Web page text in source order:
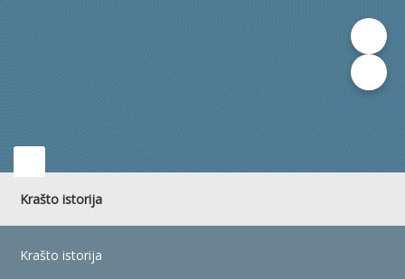
Krašto istorija
Krašto istorija